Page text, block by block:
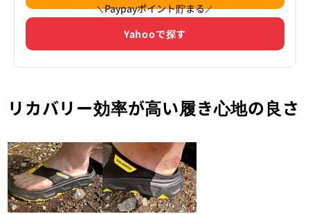
＼Paypayポイント貯まる／
Yahooで探す
リカバリー効率が高い履き心地の良さ